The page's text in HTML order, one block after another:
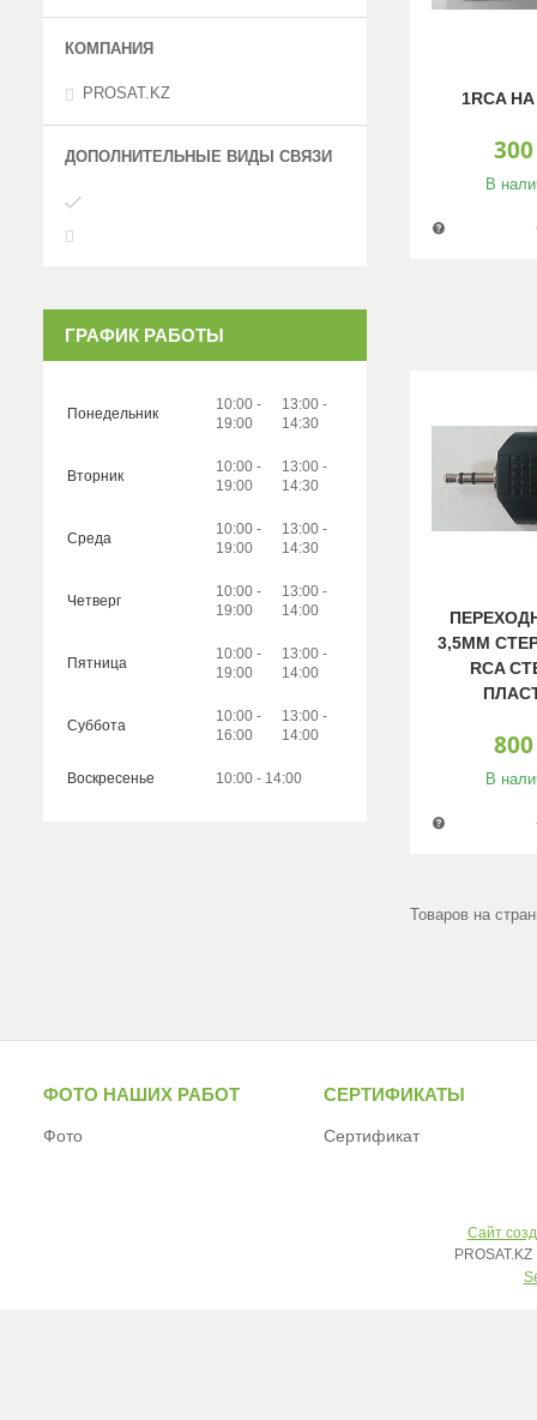
1RCA
В
3,5ММ
RCA
В
PROSAT.KZ
ГРАФИК РАБОТЫ
Понедельник
10:00
19:00
13:00
14:30
Вторник
10:00
19:00
13:00
14:30
Среда
10:00
19:00
13:00
14:30
Четверг
10:00
19:00
13:00
14:00
Пятница
10:00
19:00
13:00
14:00
Суббота
10:00
16:00
13:00
14:00
Воскресенье 10:00 14:00
ФОТО НАШИХ РАБОТ
Фото
СЕРТИФИКАТЫ
Сертификат
Сайт